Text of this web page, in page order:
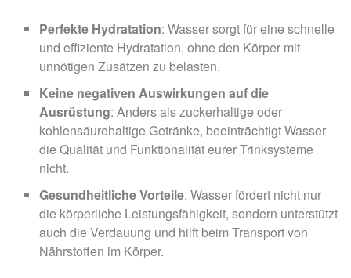
Perfekte Hydratation: Wasser sorgt für eine schnelle
und effiziente Hydratation, ohne den Körper mit
unnötigen Zusätzen zu belasten.
Keine negativen Auswirkungen auf die
Ausrüstung: Anders als zuckerhaltige oder
kohlensäurehaltige Getränke, beeinträchtigt Wasser
die Qualität und Funktionalität eurer Trinksysteme
nicht.
Gesundheitliche Vorteile: Wasser fördert nicht nur
die körperliche Leistungsfähigkeit, sondern unterstützt
auch die Verdauung und hilft beim Transport von
Nährstoffen im Körper.